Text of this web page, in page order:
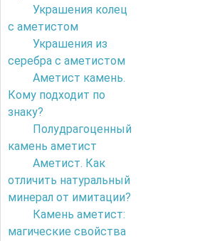
Украшения колец
с аметистом
Украшения из
серебра с аметистом
Аметист камень.
Кому подходит по
знаку?
Полудрагоценный
камень аметист
Аметист. Как
отличить натуральный
минерал от имитации?
Камень аметист:
магические свойства